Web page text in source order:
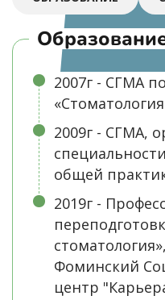
2007г - СГМА
2009г - СГМА,
общей
2019г -
Фоминский
центр